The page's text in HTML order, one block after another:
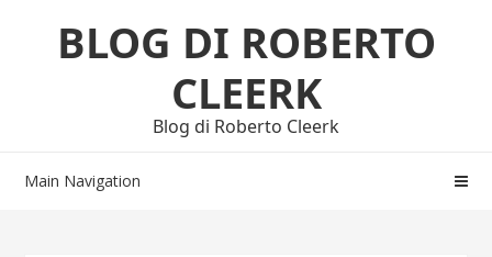
BLOG DI ROBERTO
CLEERK
Blog di Roberto Cleerk
Main Navigation